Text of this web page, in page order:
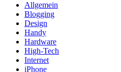
Allgemein
Blogging
Design
Handy
Hardware
High-Tech
Internet
iPhone